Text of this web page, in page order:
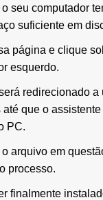
seu computador
suficiente em
página e clique
esquerdo.
redirecionado
que o
PC.
arquivo em
processo.
finalmente